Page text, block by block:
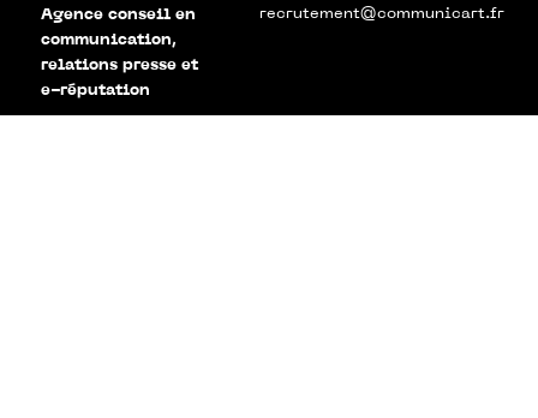
Agence conseil en
communication,
relations presse et
e-réputation
recrutement@communicart.fr